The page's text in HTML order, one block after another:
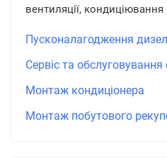
вентиляції, кондиціювання
Пусконалагодження
Сервіс та обслуговування
Монтаж кондиціонера
Монтаж побутового